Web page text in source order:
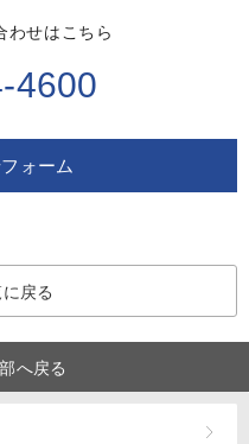
わせはこちら
4600
ォーム
戻る
へ戻る